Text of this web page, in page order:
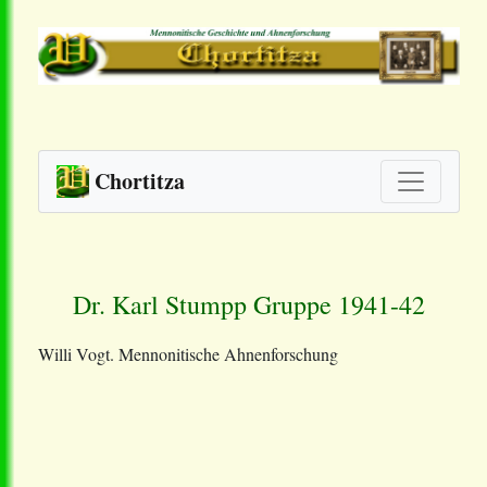
Chortitza
Dr. Karl Stumpp Gruppe 1941-42
Willi Vogt. Mennonitische Ahnenforschung